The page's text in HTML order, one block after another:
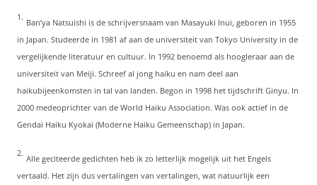
1.
Ban’ya Natsuishi is de schrijversnaam van Masayuki Inui, geboren in 1955
in Japan. Studeerde in 1981 af aan de universiteit van Tokyo University in de
vergelijkende literatuur en cultuur. In 1992 benoemd als hoogleraar aan de
universiteit van Meiji. Schreef al jong haiku en nam deel aan
haikubijeenkomsten in tal van landen. Begon in 1998 het tijdschrift Ginyu. In
2000 medeoprichter van de World Haiku Association. Was ook actief in de
Gendai Haiku Kyokai (Moderne Haiku Gemeenschap) in Japan.
2.
Alle geciteerde gedichten heb ik zo letterlijk mogelijk uit het Engels
vertaald. Het zijn dus vertalingen van vertalingen, wat natuurlijk een